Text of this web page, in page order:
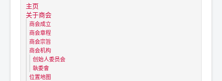
主页
关于商会
商会成立
商会章程
商会宗旨
商会机构
创始人委员会
執委會
位置地图